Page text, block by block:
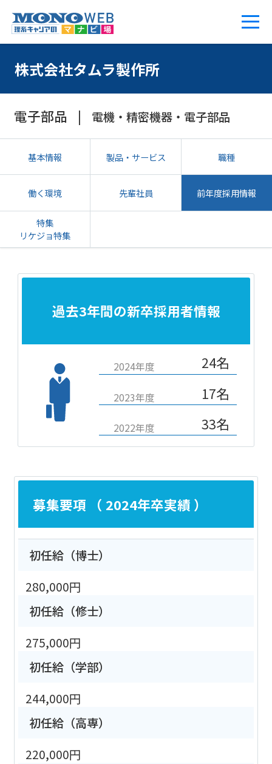
株式会社タムラ製作所
電子部品 電機・精密機器・電子部品
基本情報 製品・サービス 職種
働く環境 先輩社員 前年度採用情報
特集
リケジョ特集
過去3年間の新卒採用者情報
2024年度 24名
2023年度 17名
2022年度 33名
募集要項 （ 2024年卒実績 ）
初任給（博士）
280,000円
初任給（修士）
275,000円
初任給（学部）
244,000円
初任給（高専）
220,000円